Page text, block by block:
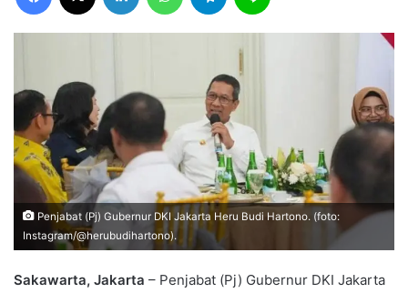
Penjabat (Pj) Gubernur DKI Jakarta Heru Budi Hartono. (foto:
Instagram/@herubudihartono).
Sakawarta, Jakarta – Penjabat (Pj) Gubernur DKI Jakarta